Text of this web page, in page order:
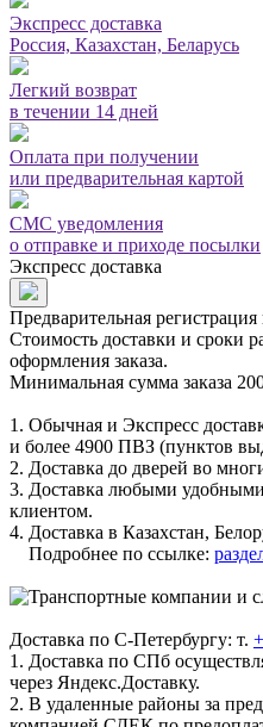
Экспресс доставка
Россия, Казахстан, Беларусь
Легкий возврат
в течении 14 дней
Оплата при получении
или предварительная картой
СМС уведомления
о отправке и приходе посылки
Экспресс доставка
Предварительная регистрация
Стоимость доставки и сроки
оформления заказа.
Минимальная сумма заказа
1. Обычная и Экспресс
и более 4900 ПВЗ (пунктов
2. Доставка до дверей во
3. Доставка любыми
клиентом.
4. Доставка в Казахстан,
Подробнее по ссылке:
Доставка по С-Петербургу: т.
1. Доставка по СПб
через Яндекс.Доставку.
2. В удаленные районы за